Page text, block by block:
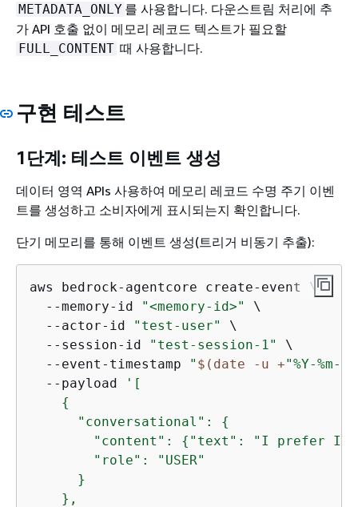
METADATA_ONLY 를 사용합니다. 다운스트림 처리에 추
가 API 호출 없이 메모리 레코드 텍스트가 필요할
FULL_CONTENT 때 사용합니다.
구현 테스트
1단계: 테스트 이벤트 생성
데이터 영역 APIs 사용하여 메모리 레코드 수명 주기 이벤
트를 생성하고 소비자에게 표시되는지 확인합니다.
단기 메모리를 통해 이벤트 생성(트리거 비동기 추출):
aws bedrock-agentcore create-event \
  --memory-id
"<memory-id>"
\
  --actor-id
"test-user"
\
  --session-id
"test-session-1"
\
  --event-timestamp
" $(date -u +"%Y-%m-
  --payload
'[
{
      "conversational":
{
        "content":
{ "text": "I prefer
        "role": "USER"
      }
    },